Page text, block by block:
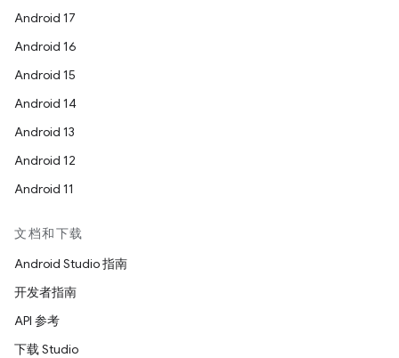
Android 17
Android 16
Android 15
Android 14
Android 13
Android 12
Android 11
文档和下载
Android Studio 指南
开发者指南
API 参考
下载 Studio